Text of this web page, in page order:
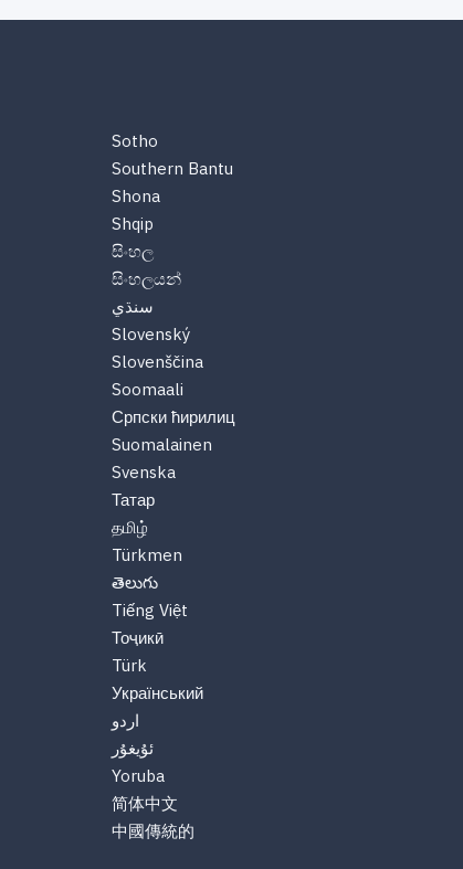
Sotho
Southern Bantu
Shona
Shqip
සිංහල
සිංහලයන්
سنڌي
Slovenský
Slovenščina
Soomaali
Српски ћирилиц
Suomalainen
Svenska
Татар
தமிழ்
Türkmen
తెలుగు
Tiếng Việt
Тоҷикӣ
Türk
Український
اردو
ئۇيغۇر
Yoruba
简体中文
中國傳統的